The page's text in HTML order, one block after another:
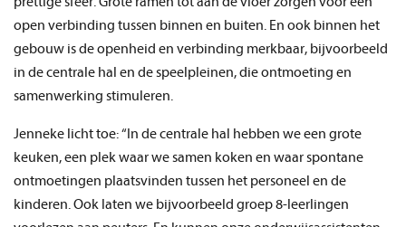
open verbinding tussen binnen en buiten. En ook binnen het
gebouw is de openheid en verbinding merkbaar, bijvoorbeeld
in de centrale hal en de speelpleinen, die ontmoeting en
samenwerking stimuleren.
Jenneke licht toe: “In de centrale hal hebben we een grote
keuken, een plek waar we samen koken en waar spontane
ontmoetingen plaatsvinden tussen het personeel en de
kinderen. Ook laten we bijvoorbeeld groep 8-leerlingen